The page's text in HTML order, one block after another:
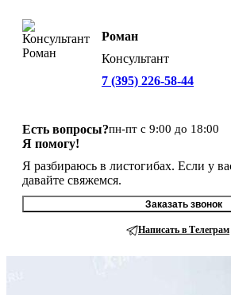
Роман
Консультант
7 (395) 226-58-44
Есть вопросы?
Я помогу!
пн-пт с 9:00 до 18:00
Я разбираюсь в листогибах. Если у
давайте свяжемся.
Заказать звонок
Написать в Телеграм